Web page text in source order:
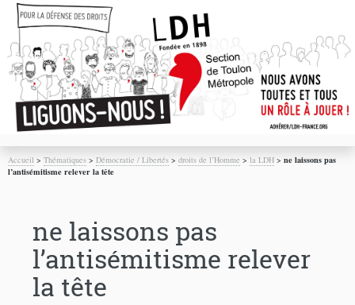
Accueil >Thématiques >Démocratie / Libertés >droits de l’Homme >la LDH >ne laissons pas
l’antisémitisme relever la tête
ne laissons pas
l’antisémitisme relever
la tête